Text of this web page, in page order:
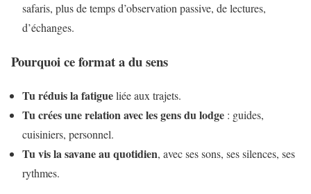
safaris, plus de temps d’observation passive, de lectures,
d’échanges.
Pourquoi ce format a du sens
Tu réduis la fatigueliée aux trajets.
Tu crées une relation avec les gens du lodge : guides,
cuisiniers, personnel.
Tu vis la savane au quotidien, avec ses sons, ses silences, ses
rythmes.